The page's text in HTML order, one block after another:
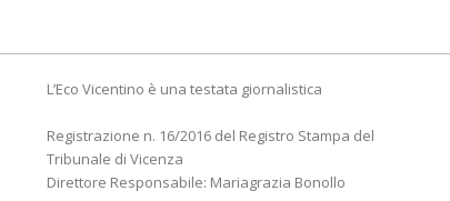
L’Eco Vicentino è una testata giornalistica
Registrazione n. 16/2016 del Registro Stampa del
Tribunale di Vicenza
Direttore Responsabile: Mariagrazia Bonollo